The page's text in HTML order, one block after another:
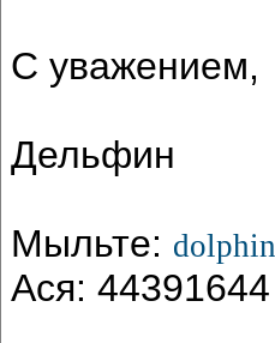
С уважением,
Дельфин
Мыльте:
Ася: 44391644